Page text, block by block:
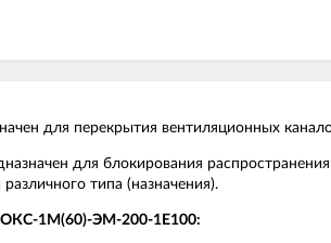
для перекрытия вентиляционных
для блокирования
типа (назначения).
ОКС-1М(60)-ЭМ-200-1E100: